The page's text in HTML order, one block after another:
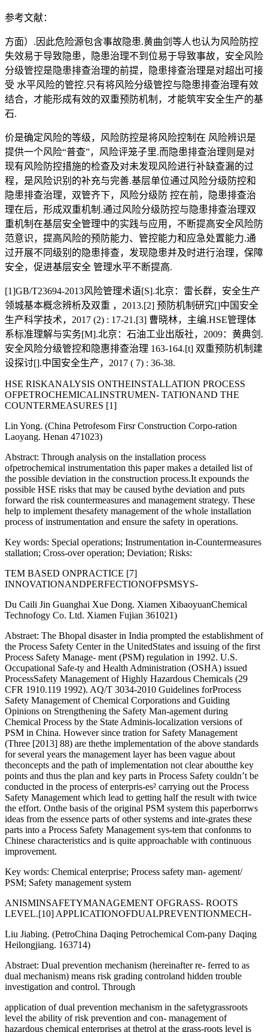
参考文献：
方面）.因此危险源包含事故隐患.黄曲剑等人也认为风险防控
失效易于导致隐患，隐患治理不到位易于导致事故，安全风险
分级管控是隐患排查治理的前提，隐患排查治理是对超出可接
受 水平风险的管控.只有将风险分级管控与隐患排查治理有效
结合，才能形成有效的双重预防机制，才能筑牢安全生产的基
石.
价是确定风险的等级，风险防控是将风险控制在 风险辨识是
提供一个风险“普查”，风险评笼子里.而隐患排查治理则是对
现有风险防控措施的检查及对未发现风险进行补缺查漏的过
程，是风险识别的补充与完善.基层单位通过风险分级防控和
隐患排查治理，双管齐下，风险分级防 控在前，隐患排查治
理在后，形成双重机制.通过风险分级防控与隐患排查治理双
重机制在基层安全管理中的实践与应用，不断提高安全风险防
范意识，提高风险的预防能力、管控能力和应急处置能力.通
过开展不同级别的隐患排查，发现隐患并及时进行治理，保障
安全，促进基层安全 管理水平不断提高.
[1]GB/T23694-2013风险管理术语[S].北京：雷长群，安全生产
领城基本概念辨析及双重 ，2013.[2] 预防机制研究[]中国安全
生产科学技术，2017 (2) : 17-21.[3] 曹晓林，主编.HSE管理体
系标准理解与实务[M].北京：石油工业出版社，2009：黄典剑.
安全风险分级管控和隐惠排查治理 163-164.[t] 双重预防机制建
设探讨[].中国安全生产，2017 ( 7) : 36-38.
HSE RISKANALYSIS ONTHEINSTALLATION PROCESS
OFPETROCHEMICALINSTRUMEN- TATIONAND THE
COUNTERMEASURES [1]
Lin Yong. (China Petrofesom Firsr Construction Corpo-ration
Laoyang. Henan 471023)
Abstract: Through analysis on the installation process
ofpetrochemical instrumentation this paper makes a detailed list of
the possible deviation in the construction process.It expounds the
possible HSE risks that may be caused bythe deviation and puts
forward the risk countermeasures and management strategy. These
help to implement thesafety management of the whole installation
process of instrumentation and ensure the safety in operations.
Key words: Special operations; Instrumentation in-Countermeasures
stallation; Cross-over operation; Deviation; Risks:
TEM BASED ONPRACTICE [7]
INNOVATIONANDPERFECTIONOFPSMSYS-
Du Caili Jin Guanghai Xue Dong. Xiamen XibaoyuanChemical
Technofogy Co. Ltd. Xiamen Fujian 361021)
Abstraet: The Bhopal disaster in India prompted the establishment of
the Process Safety Center in the UnitedStates and issuing of the first
Process Safety Manage- ment (PSM) regulation in 1992. U.S.
Occupational Safe-ty and Health Administration (OSHA) issued
ProcessSafety Management of Highly Hazardous Chemicals (29
CFR 1910.119 1992). AQ/T 3034-2010 Guidelines forProcess
Safety Management of Chemical Corporations and Guiding
Opinions on Strengthening the Safety Man-agement during
Chemical Process by the State Adminis-localization versions of
PSM in China. However since tration for Safety Management
(Three [2013] 88) are thethe implementation of the above standards
for several years the management layer has been vague about
theconcepts and the path of implementation not clear aboutthe key
points and thus the plan and key parts in Process Safety couldn’t be
conducted in the process of enterpris-es² carrying out the Process
Safety Management which lead to getting half the result with twice
the effort. Onthe basis of the original PSM system this paperborrws
ideas from the essence parts of other systems and inte-grates these
parts into a Process Safety Management sys-tem that confonms to
Chinese characteristics and is quite approachable with continuous
improvement.
Key words: Chemical enterprise; Process safety man- agement/
PSM; Safety management system
ANISMINSAFETYMANAGEMENT OFGRASS- ROOTS
LEVEL.[10] APPLICATIONOFDUALPREVENTIONMECH-
Liu Jiabing. (PetroChina Daqing Petrochemical Com-pany Daqing
Heilongjiang. 163714)
Abstraet: Dual prevention mechanism (hereinafter re- ferred to as
dual mechanism) means risk grading controland hidden trouble
investigation and control. Through
application of dual prevention mechanism in the safetygrassroots
level the ability of risk prevention and con- management of
hazardous chemical enterprises at thetrol at the grass-roots level is